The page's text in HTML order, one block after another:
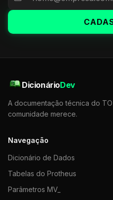
DicionárioDev
A documentação técnica do
comunidade merece.
Navegação
Dicionário de Dados
Tabelas do Protheus
Parâmetros MV_